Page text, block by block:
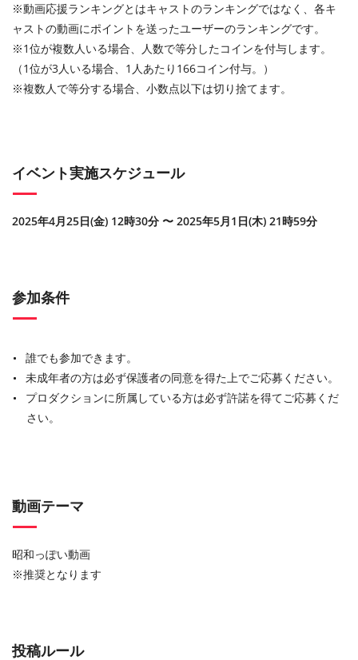
※動画応援ランキングとはキャストのランキングではなく、各キ
ャストの動画にポイントを送ったユーザーのランキングです。
※1位が複数人いる場合、人数で等分したコインを付与します。
（1位が3人いる場合、1人あたり166コイン付与。）
※複数人で等分する場合、小数点以下は切り捨てます。
イベント実施スケジュール
2025年4月25日(金) 12時30分 〜 2025年5月1日(木) 21時59分
参加条件
誰でも参加できます。
未成年者の方は必ず保護者の同意を得た上でご応募ください。
プロダクションに所属している方は必ず許諾を得てご応募くだ
さい。
動画テーマ
昭和っぽい動画
※推奨となります
投稿ルール